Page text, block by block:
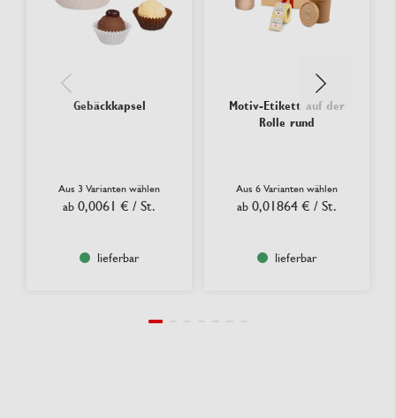
Gebäckkapsel
Aus 3 Varianten wählen
ab 0,0061 € / St.
lieferbar
Motiv-Etikett auf der
Rolle rund
Aus 6 Varianten wählen
ab 0,01864 € / St.
lieferbar